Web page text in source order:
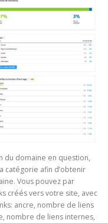
du domaine en question,
catégorie afin d’obtenir
Vous pouvez par
créés vers votre site, avec
ancre, nombre de liens
nombre de liens internes,